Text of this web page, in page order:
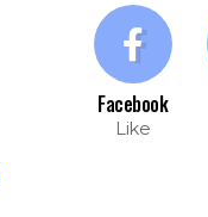
Facebook
Like